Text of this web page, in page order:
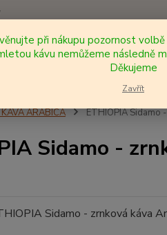
ARABICA ETHIOPIA Sidamo
Sidamo -
při nákupu pozornost
kávu nemůžeme následně
Děkujeme
Zavřít